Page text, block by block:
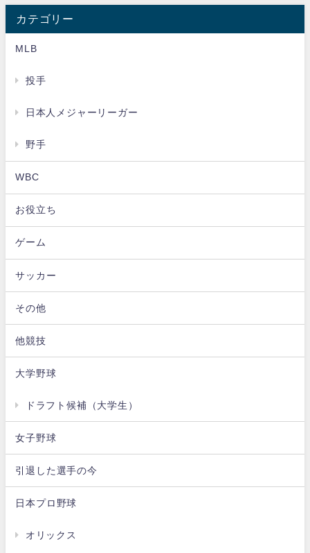
カテゴリー
MLB
投手
日本人メジャーリーガー
野手
WBC
お役立ち
ゲーム
サッカー
その他
他競技
大学野球
ドラフト候補（大学生）
女子野球
引退した選手の今
日本プロ野球
オリックス